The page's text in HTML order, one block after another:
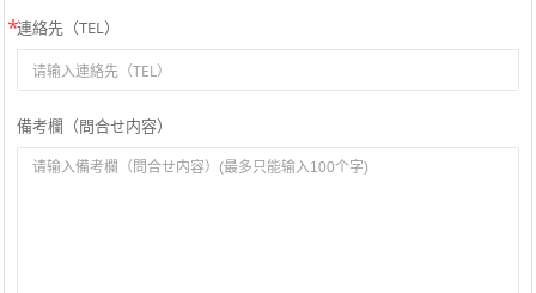
連絡先（TEL）
備考欄（問合せ内容）